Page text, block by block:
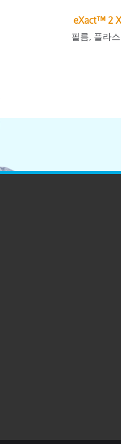
eXact™ 2
필름, 플라